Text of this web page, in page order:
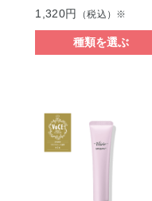
1,320円 （税込）※
種類を選ぶ